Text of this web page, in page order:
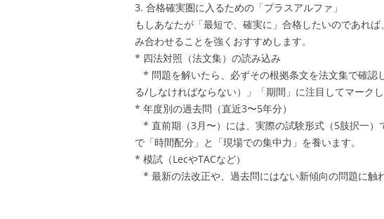
3. 合格確実圏に入るための「プラスアルファ」
もしあなたが「最短で、確実に」合格したいのであれ
み合わせることを強くおすすめします。
* 四法対照（法文集）の読み込み
* 問題を解いたら、必ずその根拠条文を法文集で確認
る/しなければならない）」「期間」に注目してマークし
* 年度別の過去問（直近3〜5年分）
* 直前期（3月〜）には、実際の試験形式（5肢択一
で「時間配分」と「現場での集中力」を養います。
* 模試（LecやTACなど）
* 最新の法改正や、過去問にはない新傾向の問題に触